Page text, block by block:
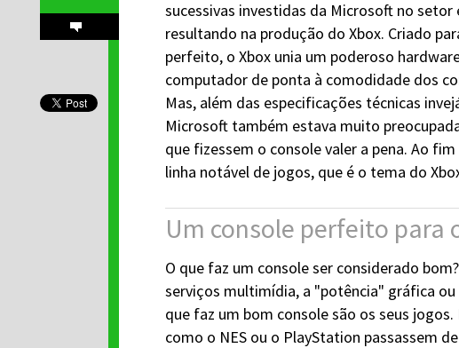
sucessivas investidas da Microsoft no setor
resultando na produção do Xbox. Criado
perfeito, o Xbox unia um poderoso
computador de ponta à comodidade dos
Mas, além das especificações técnicas
Microsoft também estava muito
que fizessem o console valer a pena. Ao
linha notável de jogos, que é o tema do
Um console perfeito para
O que faz um console ser considerado
serviços multimídia, a "potência" gráfica
que faz um bom console são os seus
como o NES ou o PlayStation passassem